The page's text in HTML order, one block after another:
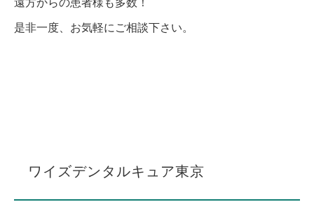
遠方からの患者様も多数！
是非一度、お気軽にご相談下さい。
ワイズデンタルキュア東京